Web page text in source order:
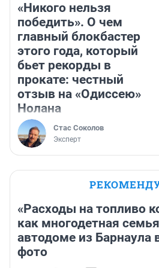
«Никого нельзя
победить». О чем
главный блокбастер
этого года, который
бьет рекорды в
прокате: честный
отзыв на «Одиссею»
Нолана
Стас Соколов
Эксперт
«Расходы на топливо
как многодетная
автодоме из Барнаула
фото